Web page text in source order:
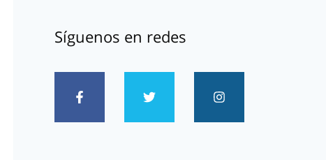
Síguenos en redes